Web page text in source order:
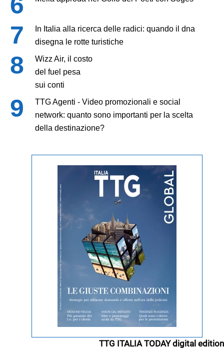
In Italia alla ricerca delle radici: quando il dna
disegna le rotte turistiche
Wizz Air, il costo
del fuel pesa
sui conti
TTG Agenti - Video promozionali e social
network: quanto sono importanti per la scelta
della destinazione?
TTG ITALIA TODAY digital edition